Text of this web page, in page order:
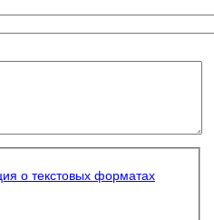
о текстовых форматах